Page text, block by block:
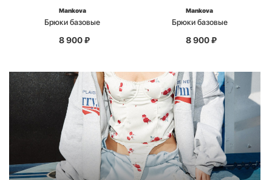
Mankova
Брюки базовые
8 900₽
Mankova
Брюки базовые
8 900₽